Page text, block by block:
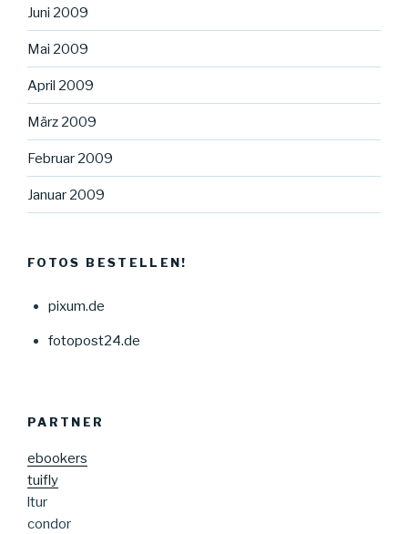
Juni 2009
Mai 2009
April 2009
März 2009
Februar 2009
Januar 2009
FOTOS BESTELLEN!
pixum.de
fotopost24.de
PARTNER
ebookers
tuifly
ltur
condor